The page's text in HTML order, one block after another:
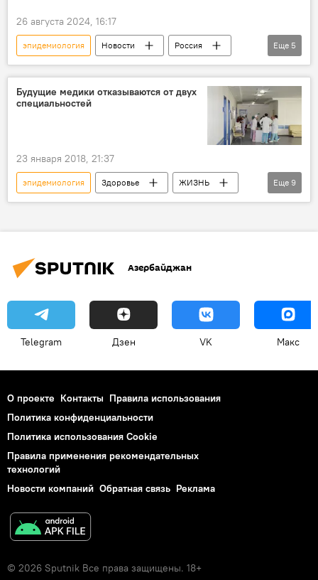
26 августа 2024, 16:17
эпидемиология Новости
Россия
Азербайджан
оспа обезьян
ЕАЭС
Еще 5
Будущие медики отказываются от двух
специальностей
23 января 2018, 21:37
эпидемиология Здоровье
ЖИЗНЬ
Азербайджан
Новости
Баку
Экзамены
Резидентура
Еще 9
Азербайджан
Telegram Дзен VK Макс
О проекте Контакты Правила использования
Политика конфиденциальности
Политика использования Cookie
Правила применения рекомендательных
технологий
Новости компаний Обратная связь Реклама
© 2026 Sputnik Все права защищены. 18+